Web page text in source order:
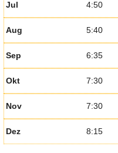
Jul 4:50
Aug 5:40
Sep 6:35
Okt 7:30
Nov 7:30
Dez 8:15